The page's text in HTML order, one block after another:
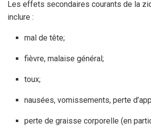
Les effets secondaires courants de la
inclure :
mal de tête;
fièvre, malaise général;
toux;
nausées, vomissements, perte
perte de graisse corporelle (en